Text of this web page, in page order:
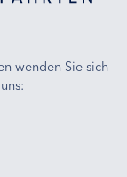
wenden Sie sich